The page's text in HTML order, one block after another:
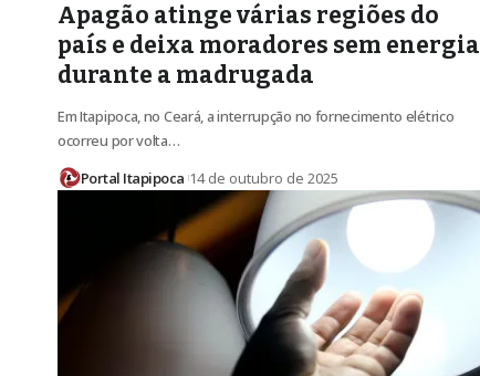
Apagão atinge várias regiões do
país e deixa moradores sem energia
durante a madrugada
Em Itapipoca, no Ceará, a interrupção no fornecimento elétrico
ocorreu por volta…
Portal Itapipoca 14 de outubro de 2025